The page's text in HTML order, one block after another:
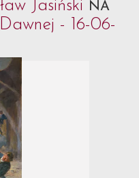
Jasiński
NA
- 16-06-